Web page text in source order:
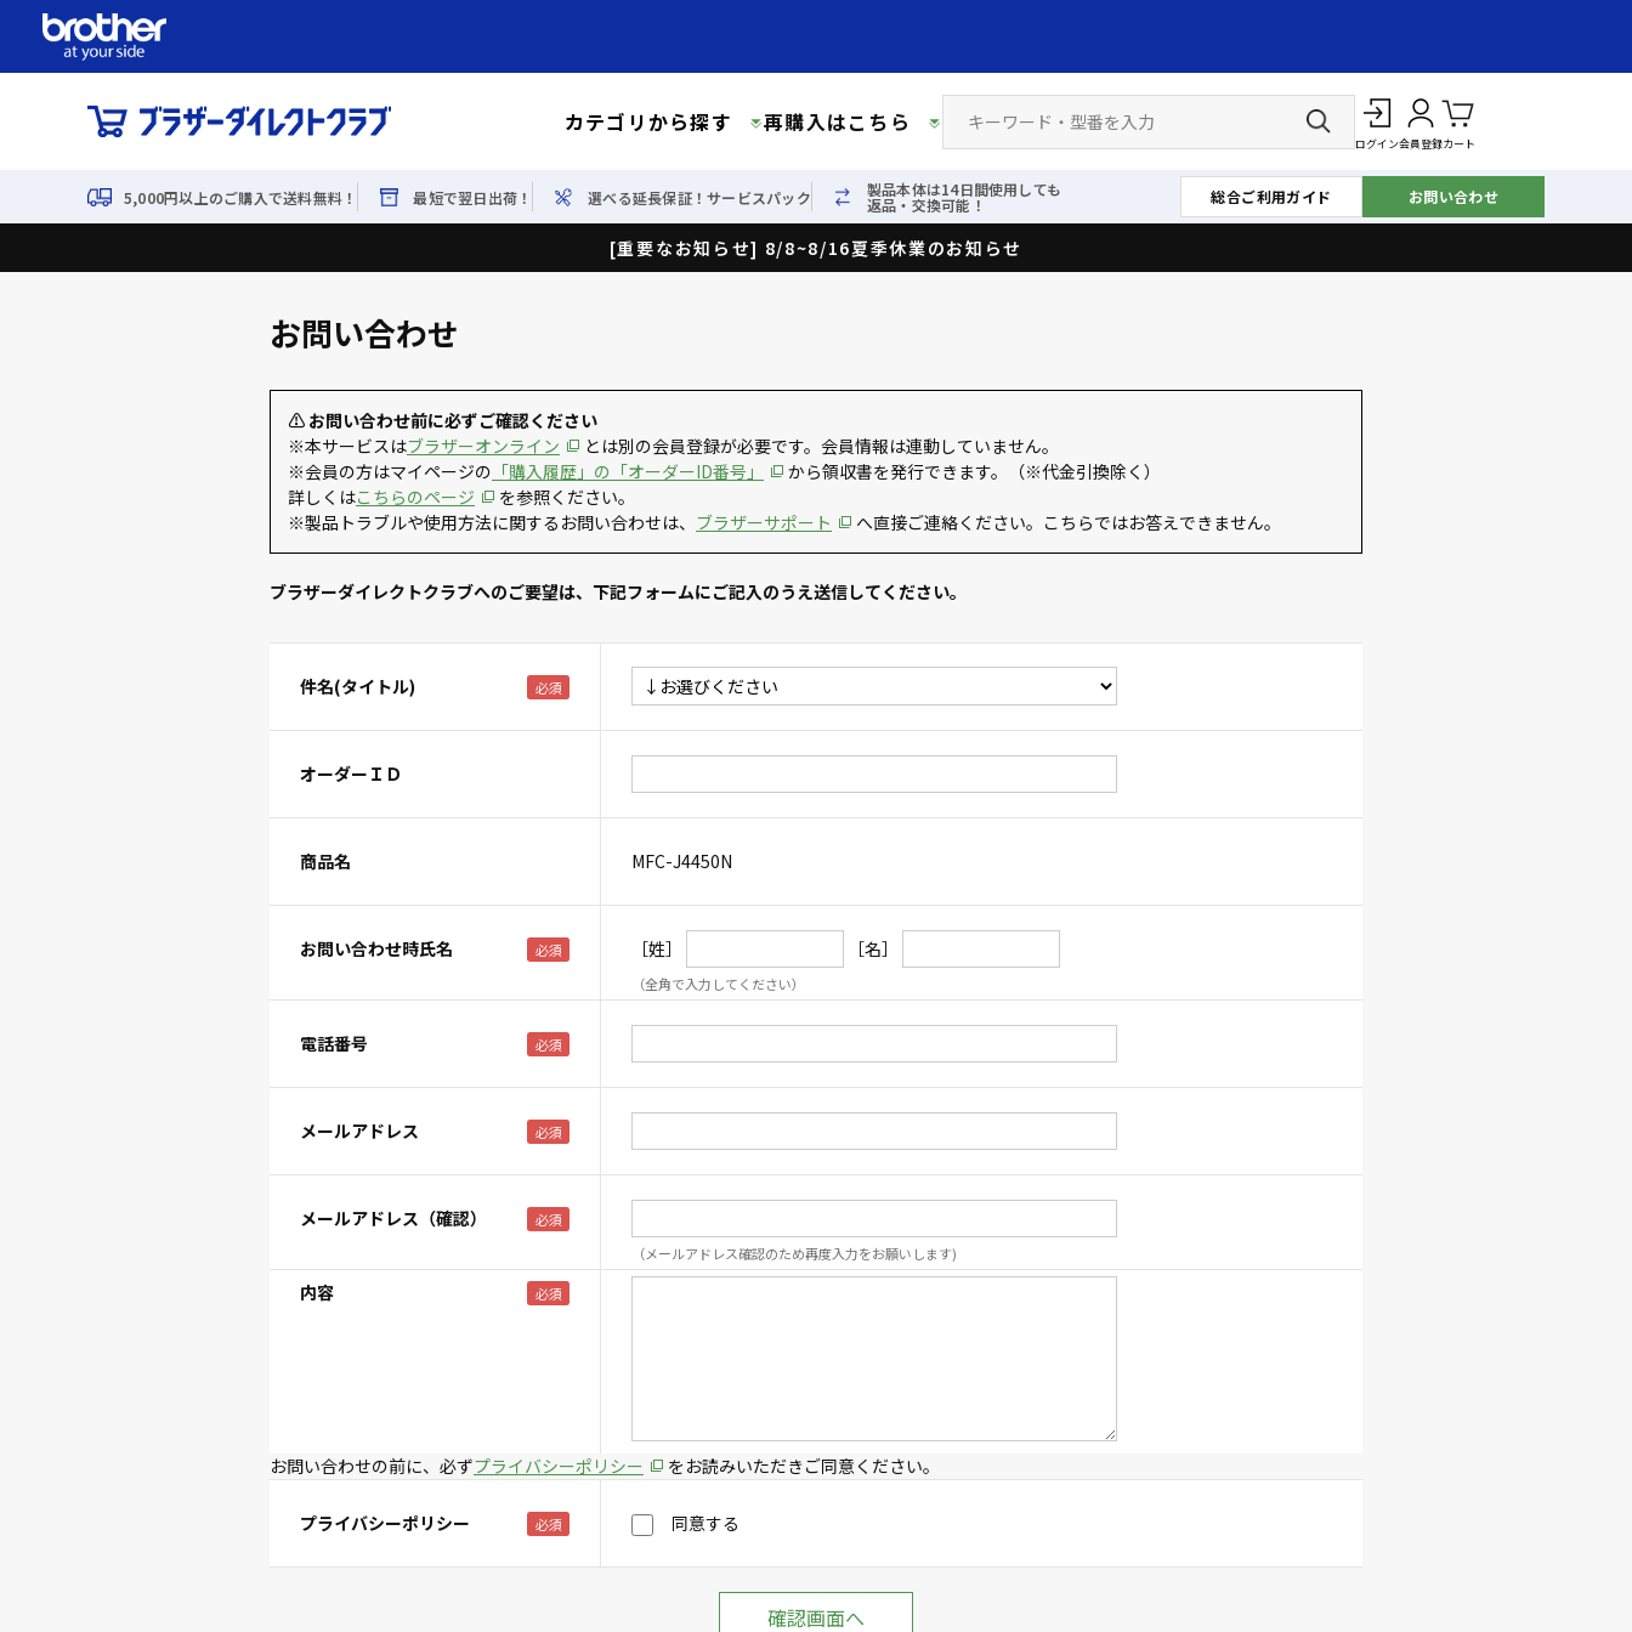
カテゴリから探す 再購入はこちら
ログイン会員登録カート
5,000円以上のご購入で送料無料！ 最短で翌日出荷！ 選べる延長保証！サービスパック 製品本体は14日間使用しても
返品・交換可能！ 総合ご利用ガイド お問い合わせ
[重要なお知らせ] 8/8~8/16夏季休業のお知らせ
お問い合わせ
⚠ お問い合わせ前に必ずご確認ください
※本サービスはブラザーオンライン
とは別の会員登録が必要です。会員情報は連動していません。
※会員の方はマイページの 「購入履歴」の「オーダーID番号」
から領収書を発行できます。（※代金引換除く）
詳しくはこちらのページ
を参照ください。
※製品トラブルや使用方法に関するお問い合わせは、 ブラザーサポート へ直接ご連絡ください。こちらではお答えできません。
ブラザーダイレクトクラブへのご要望は、下記フォームにご記入のうえ送信してください。
件名(タイトル)
オーダーＩＤ
商品名 MFC-J4450N
お問い合わせ時氏名 ［姓］ ［名］
（全角で入力してください）
電話番号
メールアドレス
メールアドレス（確認）
（メールアドレス確認のため再度入力をお願いします)
内容
お問い合わせの前に、必ずプライバシーポリシー をお読みいただきご同意ください。
プライバシーポリシー 同意する